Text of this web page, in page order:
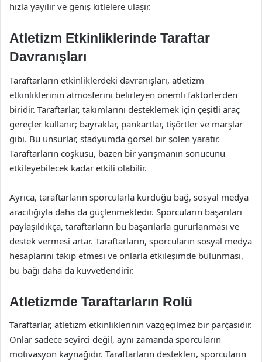
hızla yayılır ve geniş kitlelere ulaşır.
Atletizm Etkinliklerinde Taraftar
Davranışları
Taraftarların etkinliklerdeki davranışları, atletizm
etkinliklerinin atmosferini belirleyen önemli faktörlerden
biridir. Taraftarlar, takımlarını desteklemek için çeşitli araç
gereçler kullanır; bayraklar, pankartlar, tişörtler ve marşlar
gibi. Bu unsurlar, stadyumda görsel bir şölen yaratır.
Taraftarların coşkusu, bazen bir yarışmanın sonucunu
etkileyebilecek kadar etkili olabilir.
Ayrıca, taraftarların sporcularla kurduğu bağ, sosyal medya
aracılığıyla daha da güçlenmektedir. Sporcuların başarıları
paylaşıldıkça, taraftarların bu başarılarla gururlanması ve
destek vermesi artar. Taraftarların, sporcuların sosyal medya
hesaplarını takip etmesi ve onlarla etkileşimde bulunması,
bu bağı daha da kuvvetlendirir.
Atletizmde Taraftarların Rolü
Taraftarlar, atletizm etkinliklerinin vazgeçilmez bir parçasıdır.
Onlar sadece seyirci değil, aynı zamanda sporcuların
motivasyon kaynağıdır. Taraftarların destekleri, sporcuların